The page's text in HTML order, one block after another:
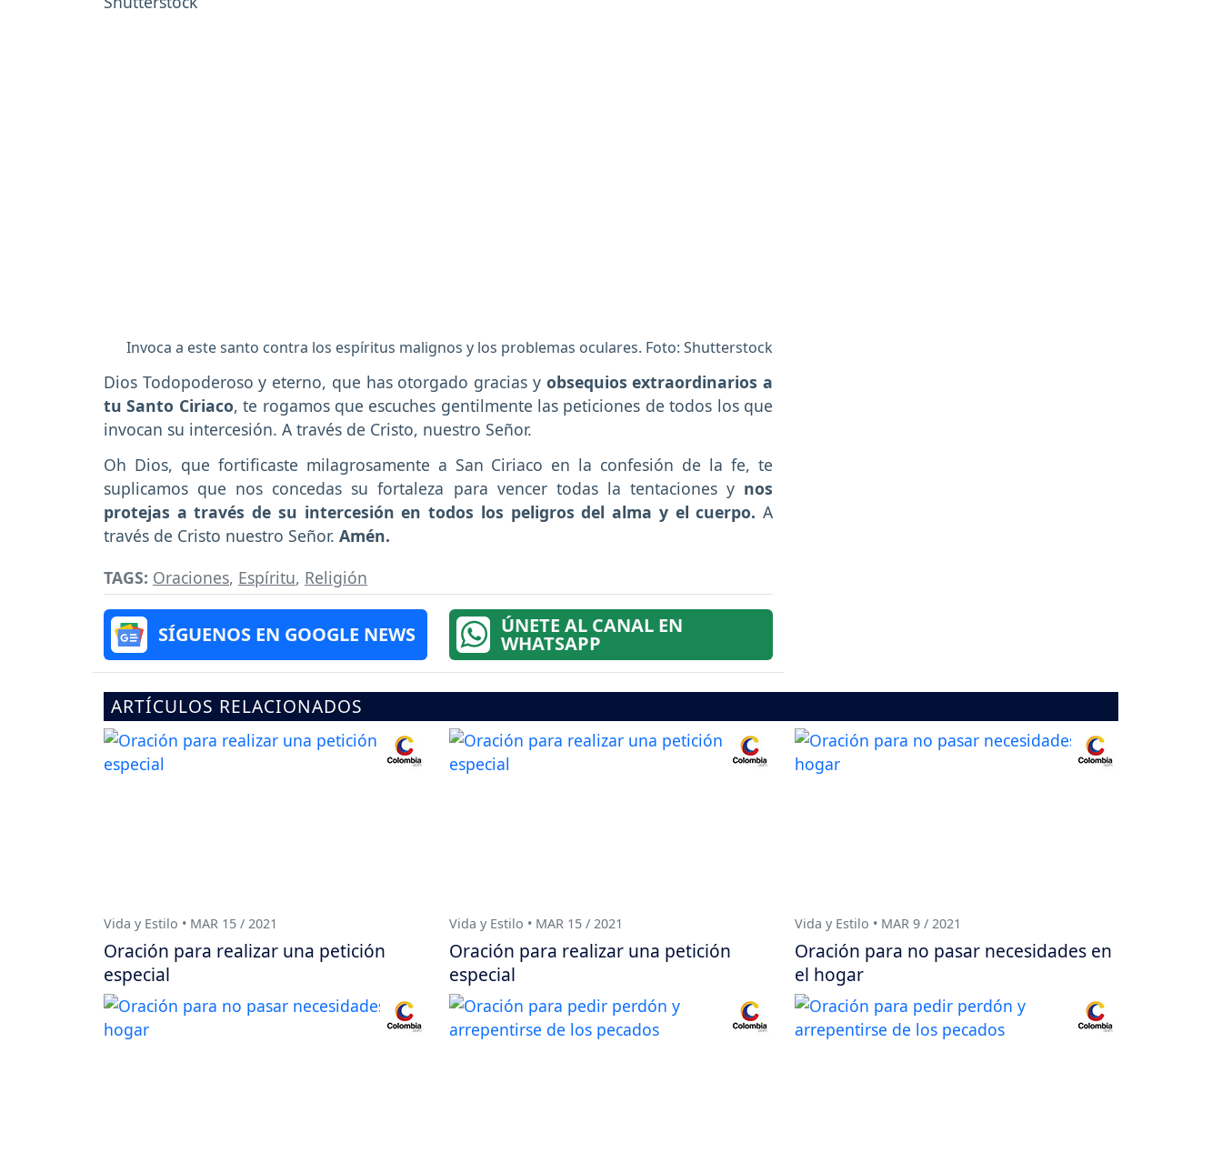
Invoca a este santo contra los espíritus malignos y los problemas oculares. Foto: Shutterstock
Dios Todopoderoso y eterno, que has otorgado gracias y obsequios extraordinarios a
tu Santo Ciriaco, te rogamos que escuches gentilmente las peticiones de todos los que
invocan su intercesión. A través de Cristo, nuestro Señor.
Oh Dios, que fortificaste milagrosamente a San Ciriaco en la confesión de la fe, te
suplicamos que nos concedas su fortaleza para vencer todas la tentaciones ynos
protejas a través de su intercesión en todos los peligros del alma y el cuerpo. A
través de Cristo nuestro Señor. Amén.
TAGS: Oraciones, Espíritu, Religión
SÍGUENOS EN GOOGLE NEWS ÚNETE AL CANAL EN
WHATSAPP
ARTÍCULOS RELACIONADOS
Vida y Estilo • MAR 15 / 2021
Oración para realizar una petición
especial
Vida y Estilo • MAR 15 / 2021
Oración para realizar una petición
especial
Vida y Estilo • MAR 9 / 2021
Oración para no pasar necesidades en
el hogar